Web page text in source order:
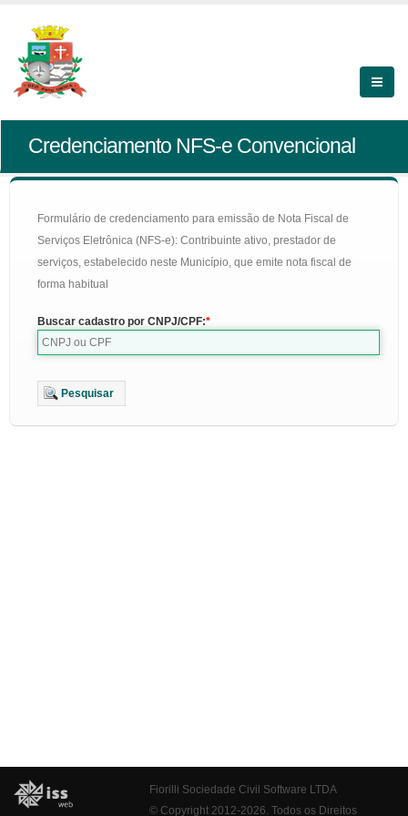
Credenciamento NFS-e Convencional
Formulário de credenciamento para emissão de Nota Fiscal de
Serviços Eletrônica (NFS-e): Contribuinte ativo, prestador de
serviços, estabelecido neste Município, que emite nota fiscal de
forma habitual
Buscar cadastro por CNPJ/CPF:
Pesquisar
Fiorilli Sociedade Civil Software LTDA
© Copyright 2012-2026. Todos os Direitos